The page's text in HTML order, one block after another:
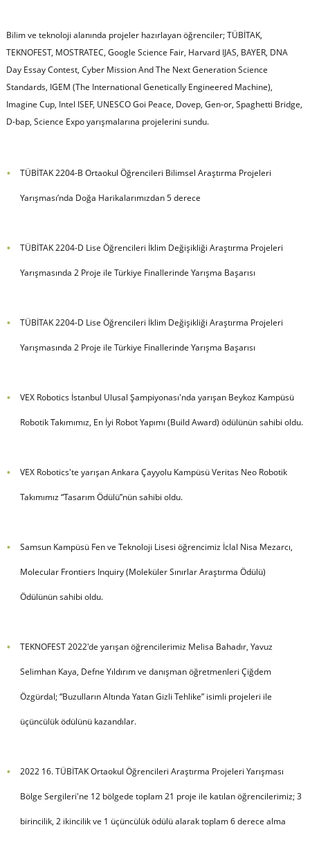
Bilim ve teknoloji alanında projeler hazırlayan öğrenciler; TÜBİTAK,
TEKNOFEST, MOSTRATEC, Google Science Fair, Harvard IJAS, BAYER, DNA
Day Essay Contest, Cyber Mission And The Next Generation Science
Standards, IGEM (The International Genetically Engineered Machine),
Imagine Cup, Intel ISEF, UNESCO Goi Peace, Dovep, Gen-or, Spaghetti Bridge,
D-bap, Science Expo yarışmalarına projelerini sundu.
TÜBİTAK 2204-B Ortaokul Öğrencileri Bilimsel Araştırma Projeleri
Yarışması’nda Doğa Harikalarımızdan 5 derece
TÜBİTAK 2204-D Lise Öğrencileri İklim Değişikliği Araştırma Projeleri
Yarışmasında 2 Proje ile Türkiye Finallerinde Yarışma Başarısı
TÜBİTAK 2204-D Lise Öğrencileri İklim Değişikliği Araştırma Projeleri
Yarışmasında 2 Proje ile Türkiye Finallerinde Yarışma Başarısı
VEX Robotics İstanbul Ulusal Şampiyonası'nda yarışan Beykoz Kampüsü
Robotik Takımımız, En İyi Robot Yapımı (Build Award) ödülünün sahibi oldu.
VEX Robotics'te yarışan Ankara Çayyolu Kampüsü Veritas Neo Robotik
Takımımız “Tasarım Ödülü”nün sahibi oldu.
Samsun Kampüsü Fen ve Teknoloji Lisesi öğrencimiz İclal Nisa Mezarcı,
Molecular Frontiers Inquiry (Moleküler Sınırlar Araştırma Ödülü)
Ödülünün sahibi oldu.
TEKNOFEST 2022'de yarışan öğrencilerimiz Melisa Bahadır, Yavuz
Selimhan Kaya, Defne Yıldırım ve danışman öğretmenleri Çiğdem
Özgürdal; “Buzulların Altında Yatan Gizli Tehlike” isimli projeleri ile
üçüncülük ödülünü kazandılar.
2022 16. TÜBİTAK Ortaokul Öğrencileri Araştırma Projeleri Yarışması
Bölge Sergileri'ne 12 bölgede toplam 21 proje ile katılan öğrencilerimiz; 3
birincilik, 2 ikincilik ve 1 üçüncülük ödülü alarak toplam 6 derece alma